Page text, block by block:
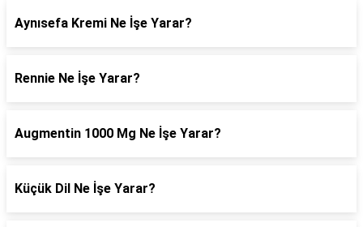
Aynısefa Kremi Ne İşe Yarar?
Rennie Ne İşe Yarar?
Augmentin 1000 Mg Ne İşe Yarar?
Küçük Dil Ne İşe Yarar?